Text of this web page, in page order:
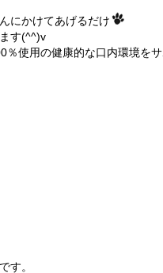
にかけてあげるだけ
す(^^)v
使用の健康的な口内環境をサ
す。